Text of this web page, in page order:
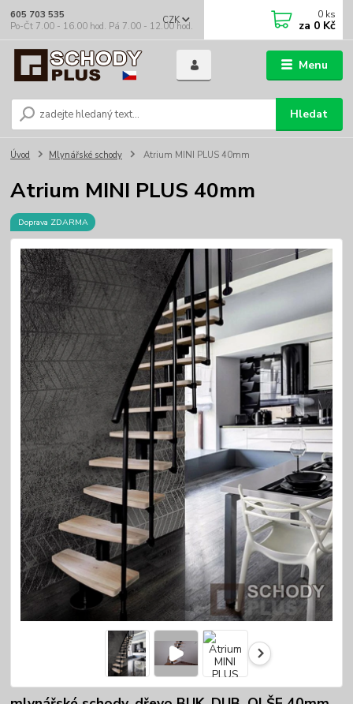
Menu
CZK
Hledat
605 703 535
Po-Čt 7.00 - 16.00 hod. Pá 7.00 - 12.00 hod.
0 ks
za 0 Kč
Úvod Mlynářské schody Atrium MINI PLUS 40mm
Atrium MINI PLUS 40mm
Doprava ZDARMA